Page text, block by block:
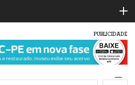
PUBLICIDADE